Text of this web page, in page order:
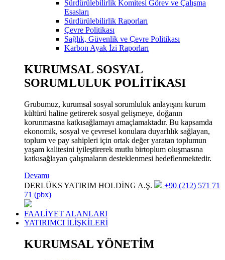
Sürdürülebilirlik Komitesi Görev ve Çalışma
Esasları
Sürdürülebilirlik Raporları
Çevre Politikası
Sağlık, Güvenlik ve Çevre Politikası
Karbon Ayak İzi Raporları
KURUMSAL SOSYAL
SORUMLULUK POLİTİKASI
Grubumuz, kurumsal sosyal sorumluluk anlayışını kurum
kültürü haline getirerek sosyal gelişmeye, doğanın
korunmasına katkısağlamayı amaçlamaktadır. Bu kapsamda
ekonomik, sosyal ve çevresel konulara duyarlılık sağlayan,
toplum ve pay sahipleri için ortak değer yaratan toplumun
yaşam kalitesini iyileştirerek mutlu birtoplum oluşmasına
katkısağlayan çalışmaların desteklenmesi hedeflenmektedir.
Devamı
DERLÜKS YATIRIM HOLDİNG A.Ş.
+90 (212) 571 71
71 (pbx)
FAALİYET ALANLARI
YATIRIMCI İLİŞKİLERİ
KURUMSAL YÖNETİM